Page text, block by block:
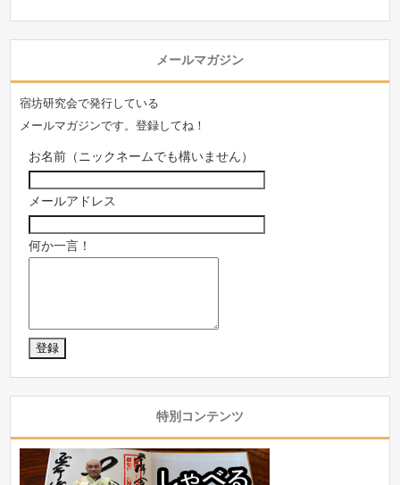
メールマガジン
宿坊研究会で発行している
メールマガジンです。登録してね！
お名前（ニックネームでも構いません）
メールアドレス
何か一言！
特別コンテンツ